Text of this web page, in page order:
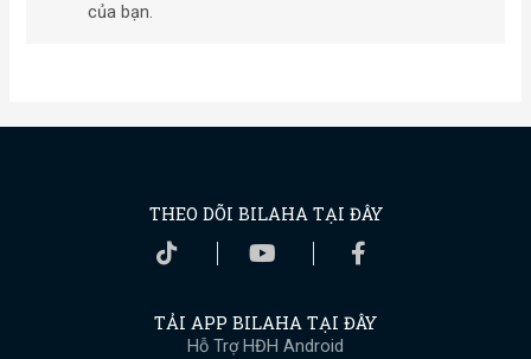
của bạn.
THEO DÕI BILAHA TẠI ĐÂY
TẢI APP BILAHA TẠI ĐÂY
Hỗ Trợ HĐH Android